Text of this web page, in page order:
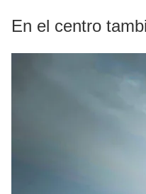
En el centro